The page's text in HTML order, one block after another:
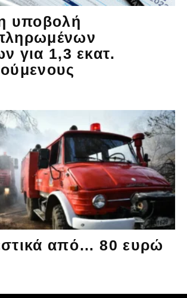
υποβολή
για 1,3 εκατ.
από… 80 ευρώ